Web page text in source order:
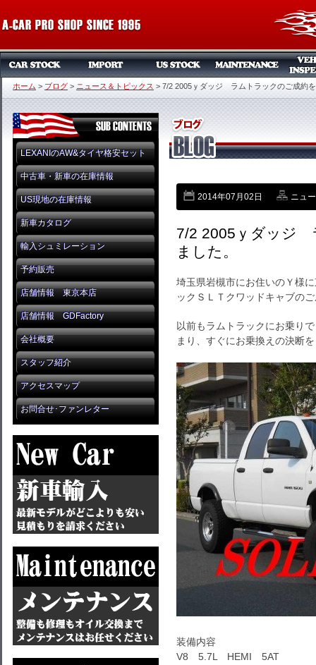
ホーム > ブログ > ニュース＆トピックス > 7/2 2005ｙダッジ ラムトラックのご成約
LEXANIのAW&タイヤ格安セット
中古車・新車の在庫情報
US現地の在庫情報
新車カタログ
輸入シュミレーション
予約販売
店舗情報 東京本店
店舗情報 GDFactory
会社概要
スタッフ紹介
アクセスマップ
お問合せ･ファンレター
2014年07月02日 ニュ
7/2 2005ｙダッジ
ました。
埼玉県岩槻市にお住いのＹ様
ックＳＬＴクワッドキャブの
以前もラムトラックにお乗り
まり、すぐにお乗換えの決断
装備内容
V8 5.7L HEMI 5AT